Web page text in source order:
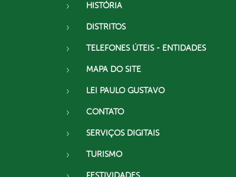
HISTÓRIA
DISTRITOS
TELEFONES ÚTEIS - ENTIDADES
MAPA DO SITE
LEI PAULO GUSTAVO
CONTATO
SERVIÇOS DIGITAIS
TURISMO